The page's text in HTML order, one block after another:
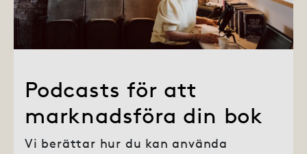
Podcasts för att
marknadsföra din bok
Vi berättar hur du kan använda